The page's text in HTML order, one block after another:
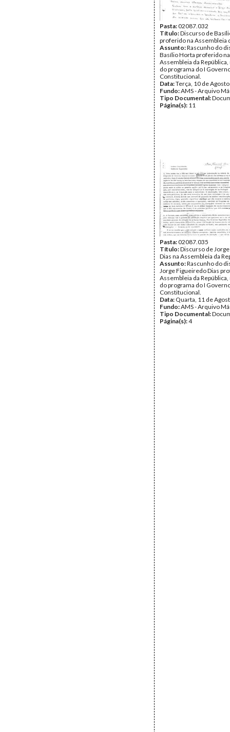
Pasta:02087.032
Título:Discurso de
proferido na Assembleia
Assunto:Rascunho do
Basílio Horta proferido na
Assembleia da
do programa do I
Constitucional.
Data:Terça, 10 de
Fundo:AMS - Arquivo
Tipo Documental:
Página(s): 11
Pasta:02087.035
Título:Discurso de
Dias na Assembleia da
Assunto:Rascunho do
Jorge Figueiredo Dias
Assembleia da
do programa do I
Constitucional.
Data: Quarta, 11 de
Fundo:AMS - Arquivo
Tipo Documental:
Página(s):4